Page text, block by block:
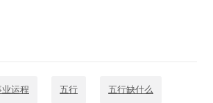
业运程 五行 五行缺什么